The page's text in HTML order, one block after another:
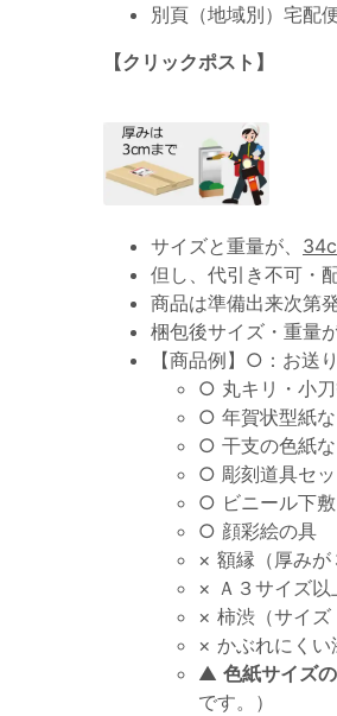
別頁（地域別）宅配
【クリックポスト】
サイズと重量が、
但し、代引き不可・
商品は準備出来次第
梱包後サイズ・重量
【商品例】○：お
○ 丸キリ・小
○ 年賀状型紙
○ 干支の色紙な
○ 彫刻道具セッ
○ ビニール下
○ 顔彩絵の具
× 額縁（厚みが
× Ａ３サイズ以
× 柿渋（サイズ
× かぶれにくい
▲ 色紙サイズ
です。）